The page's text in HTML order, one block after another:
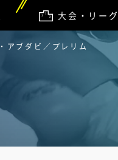
大会・リーグ
ブダビ／プレリム